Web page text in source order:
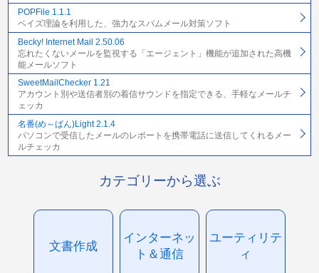
POPFile 1.1.1
ベイズ理論を利用した、強力なスパムメール対策ソフト
Becky! Internet Mail 2.50.06
忘れたくないメールを監視する「エージェント」機能が追加された高機
能メールソフト
SweetMailChecker 1.21
アカウント別や送信者別の着信サウンドを指定できる、手軽なメールチ
ェッカ
名番(め～ばん)Light 2.1.4
パソコンで受信したメールのレポートを携帯電話に送信してくれるメー
ルチェッカ
カテゴリーから選ぶ
文書作成
インターネッ
ト＆通信
ユーティリテ
ィ